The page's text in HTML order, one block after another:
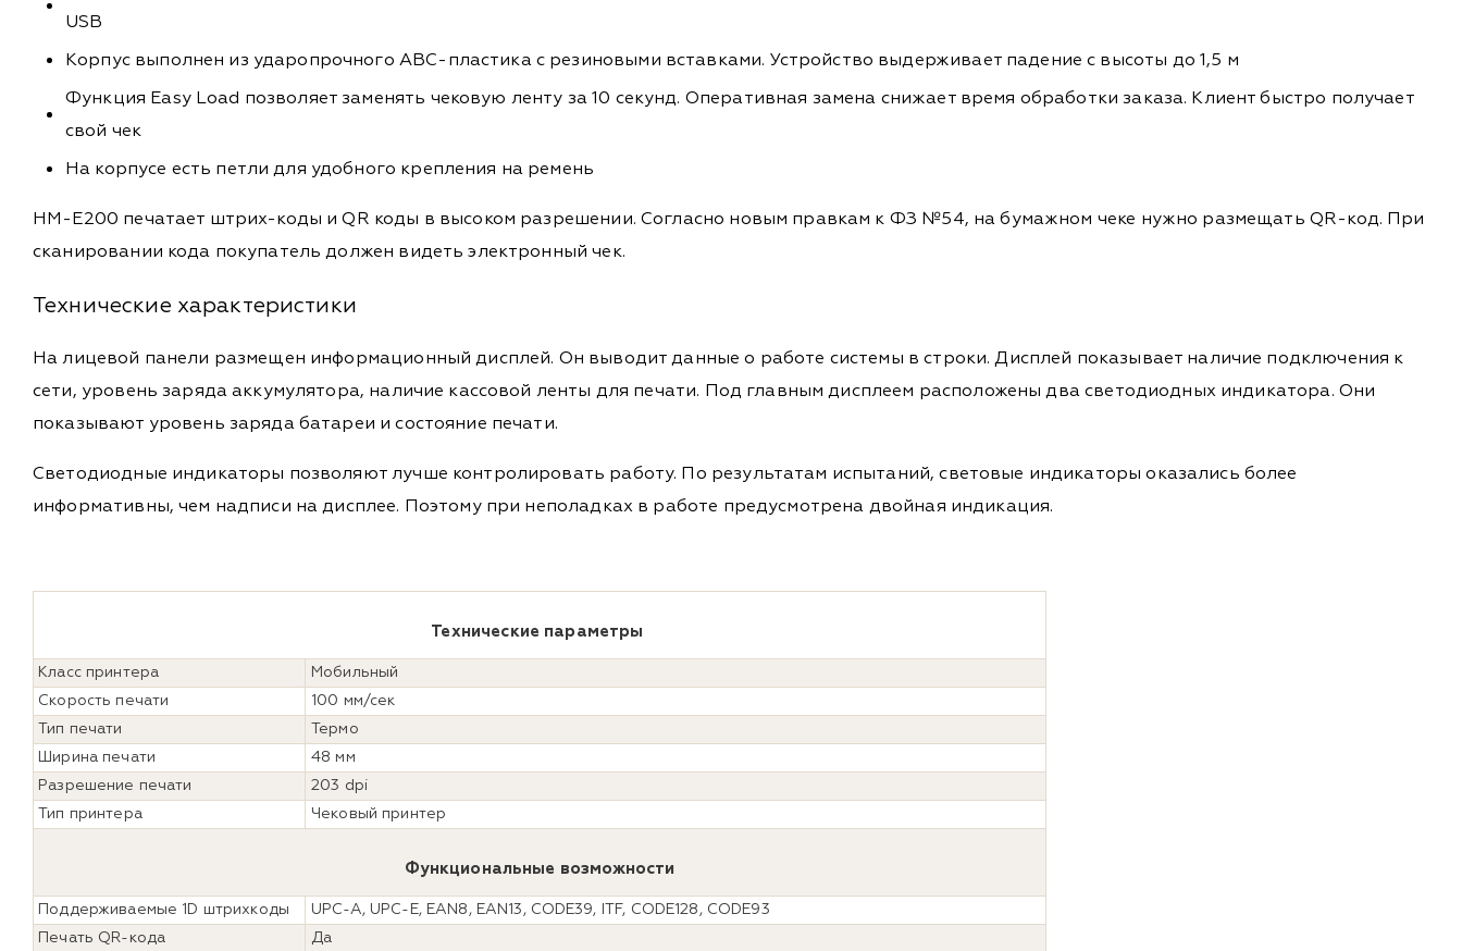
USB
Корпус выполнен из ударопрочного АВС-пластика с резиновыми вставками. Устройство выдерживает падение с высоты до 1,5 м
Функция Easy Load позволяет заменять чековую ленту за 10 секунд. Оперативная замена снижает время обработки заказа. Клиент быстро получает
свой чек
На корпусе есть петли для удобного крепления на ремень
HM-E200 печатает штрих-коды и QR коды в высоком разрешении. Согласно новым правкам к ФЗ №54, на бумажном чеке нужно размещать QR-код. При
сканировании кода покупатель должен видеть электронный чек.
Технические характеристики
На лицевой панели размещен информационный дисплей. Он выводит данные о работе системы в строки. Дисплей показывает наличие подключения к
сети, уровень заряда аккумулятора, наличие кассовой ленты для печати. Под главным дисплеем расположены два светодиодных индикатора. Они
показывают уровень заряда батареи и состояние печати.
Светодиодные индикаторы позволяют лучше контролировать работу. По результатам испытаний, световые индикаторы оказались более
информативны, чем надписи на дисплее. Поэтому при неполадках в работе предусмотрена двойная индикация.
Технические параметры
Класс принтера
Мобильный
Скорость печати
100 мм/сек
Тип печати
Термо
Ширина печати
48 мм
Разрешение печати
203 dpi
Тип принтера
Чековый принтер
Функциональные возможности
Поддерживаемые 1D штрихкоды
UPC-A, UPC-E, EAN8, EAN13, CODE39, ITF, CODE128, CODE93
Печать QR-кода
Да